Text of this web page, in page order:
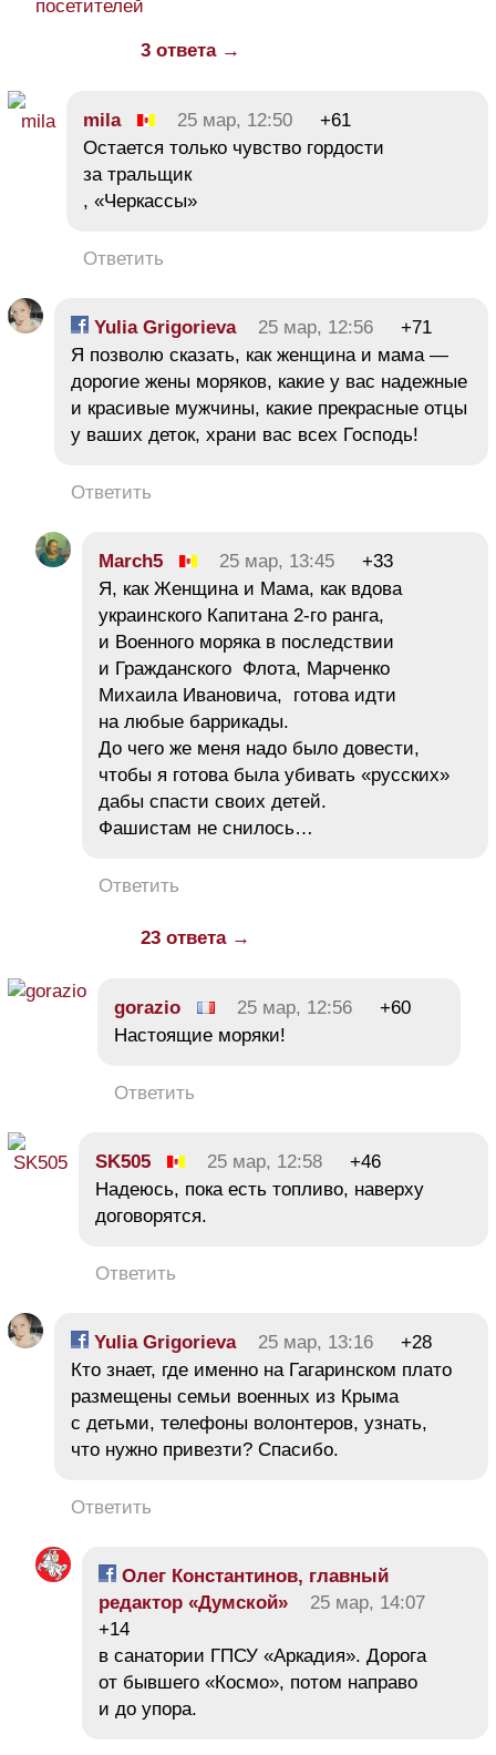
посетителей
3 ответа →
mila 25 мар, 12:50
+61
Остается только чувство гордости
за тральщик
, «Черкассы»
Ответить
Yulia Grigorieva 25 мар, 12:56
+71
Я позволю сказать, как женщина и мама —
дорогие жены моряков, какие у вас надежные
и красивые мужчины, какие прекрасные отцы
у ваших деток, храни вас всех Господь!
Ответить
March5 25 мар, 13:45
+33
Я, как Женщина и Мама, как вдова
украинского Капитана 2-го ранга,
и Военного моряка в последствии
и Гражданского Флота, Марченко
Михаила Ивановича, готова идти
на любые баррикады.
До чего же меня надо было довести,
чтобы я готова была убивать «русских»
дабы спасти своих детей.
Фашистам не снилось…
Ответить
23 ответа →
gorazio 25 мар, 12:56
+60
Настоящие моряки!
Ответить
SK505 25 мар, 12:58
+46
Надеюсь, пока есть топливо, наверху
договорятся.
Ответить
Yulia Grigorieva 25 мар, 13:16
+28
Кто знает, где именно на Гагаринском плато
размещены семьи военных из Крыма
с детьми, телефоны волонтеров, узнать,
что нужно привезти? Спасибо.
Ответить
Олег Константинов, главный
редактор «Думской»
25 мар, 14:07
+14
в санатории ГПСУ «Аркадия». Дорога
от бывшего «Космо», потом направо
и до упора.